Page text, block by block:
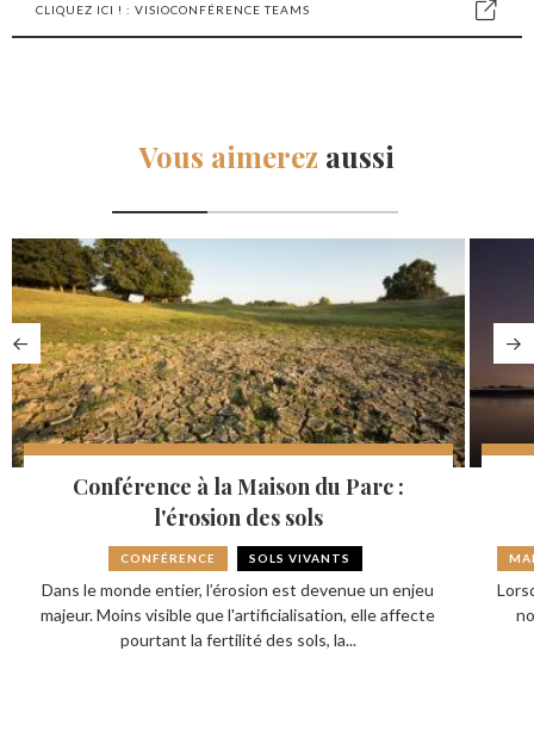
CLIQUEZ ICI ! : VISIOCONFÉRENCE TEAMS
Vous aimerez aussi
Conférence à la Maison du Parc :
l'érosion des sols
CONFÉRENCE SOLS VIVANTS
Dans le monde entier, l’érosion est devenue un enjeu
majeur. Moins visible que l'artificialisation, elle affecte
pourtant la fertilité des sols, la...